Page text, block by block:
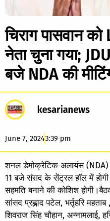
चिराग पासवान
नेता चुना गया;
बजे NDA की
kesarianews
June 7, 20243:39 pm
शनल डेमोक्रेटिक अलायंस
11 बजे संसद के सेंट्रल हॉल में
सहमति बनाने की कोशिश
सांसद प्रह्लाद पटेल, भर्तृहरि
शिवराज सिंह चौहान, अन्नामलाई,